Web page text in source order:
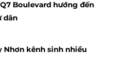
Boulevard hướng đến
dân
Nhơn kênh sinh nhiều